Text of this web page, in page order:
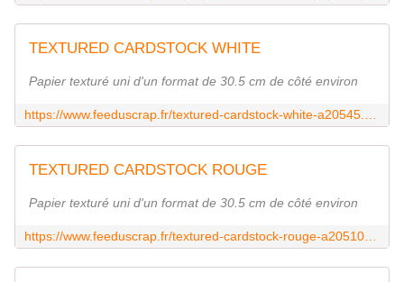
TEXTURED CARDSTOCK WHITE
Papier texturé uni d'un format de 30.5 cm de côté environ
TEXTURED CARDSTOCK ROUGE
Papier texturé uni d'un format de 30.5 cm de côté environ